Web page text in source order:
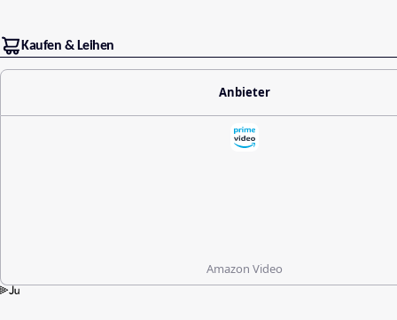
Kaufen & Leihen
Anbieter
Amazon Video